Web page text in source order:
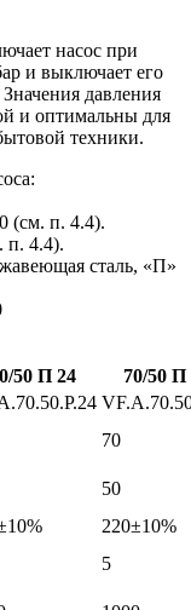
насос при
и выключает его
давления
и оптимальны для
техники.
(см. п. 4.4).
п. 4.4).
сталь, «П»
50 П 24
70/50 П
70
50
220±10%
5